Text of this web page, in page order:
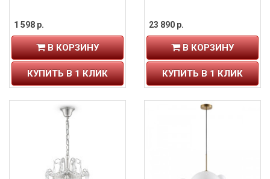
1 598 р.
В КОРЗИНУ
КУПИТЬ В 1 КЛИК
23 890 р.
В КОРЗИНУ
КУПИТЬ В 1 КЛИК